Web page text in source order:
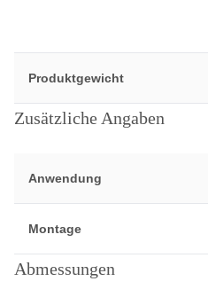
Produktgewicht
Zusätzliche Angaben
Anwendung
Montage
Abmessungen